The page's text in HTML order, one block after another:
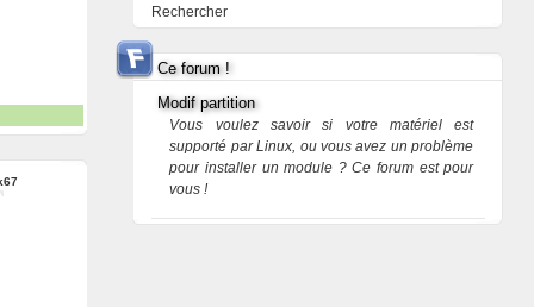
Rechercher
Ce forum !
Modif partition
Vous voulez savoir si votre matériel est
supporté par Linux, ou vous avez un problème
pour installer un module ? Ce forum est pour
vous !